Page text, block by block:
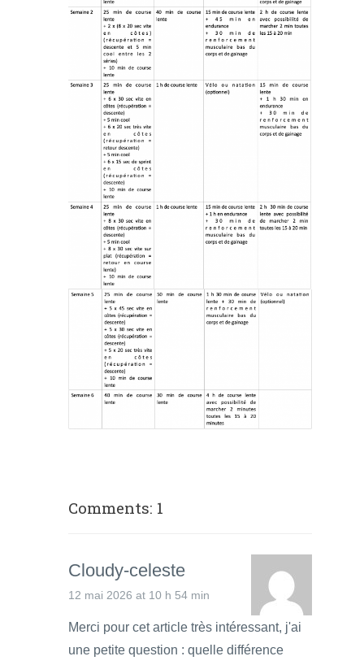
Comments: 1
Cloudy-celeste
12 mai 2026 at 10 h 54 min
Merci pour cet article très intéressant, j'ai
une petite question : quelle différence